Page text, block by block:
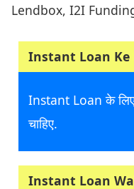
Lendbox, I2I
Instant Loan Ke
Instant Loan के
चाहिए.
Instant Loan